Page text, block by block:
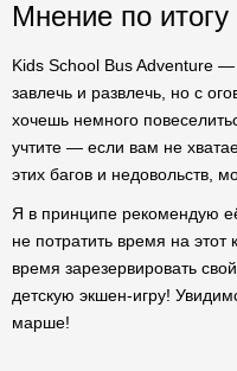
Мнение по итогу
Kids School Bus Adventure —
завлечь и развлечь, но с
хочешь немного
учтите — если вам не
этих багов и недовольств,
Я в принципе рекомендую
не потратить время на
время зарезервировать
детскую экшен-игру!
марше!